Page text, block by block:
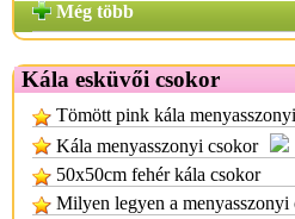
Még több
Kála esküvői csokor
Tömött pink kála
Kála menyasszonyi csokor
50x50cm fehér kála csokor
Milyen legyen a menyasszonyi